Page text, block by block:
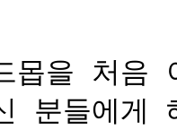
몹을 처음
분들에게